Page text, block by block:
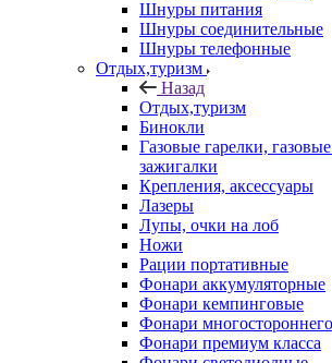
Шнуры питания
Шнуры соединительные
Шнуры телефонные
Отдых,туризм
Назад
Отдых,туризм
Бинокли
Газовые гарелки,
зажигалки
Крепления, аксессуары
Лазеры
Лупы, очки на лоб
Ножи
Рации портативные
Фонари аккумуляторные
Фонари кемпинговые
Фонари
Фонари премиум класса